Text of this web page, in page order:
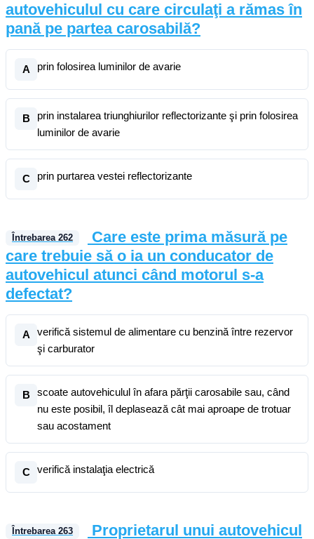
autovehiculul cu care circulaţi a rămas în
pană pe partea carosabilă?
A prin folosirea luminilor de avarie
B
prin instalarea triunghiurilor reflectorizante şi prin folosirea
luminilor de avarie
C prin purtarea vestei reflectorizante
Întrebarea 262
Care este prima măsură pe
care trebuie să o ia un conducator de
autovehicul atunci când motorul s-a
defectat?
A
verifică sistemul de alimentare cu benzină între rezervor
şi carburator
B
scoate autovehiculul în afara părţii carosabile sau, când
nu este posibil, îl deplasează cât mai aproape de trotuar
sau acostament
C verifică instalaţia electrică
Întrebarea 263
Proprietarul unui autovehicul